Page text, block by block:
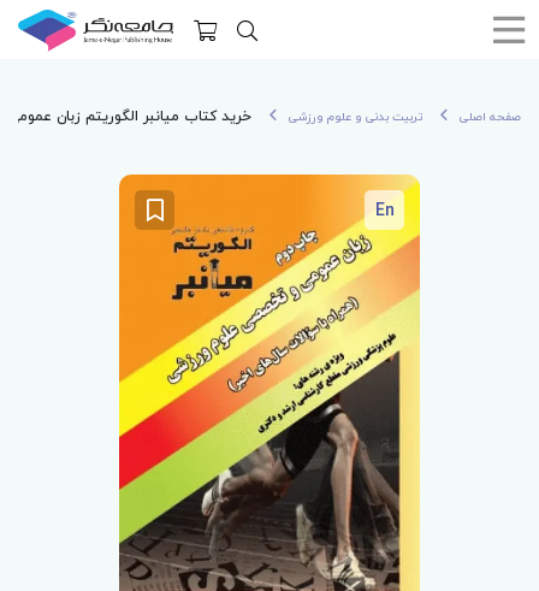
صفحه اصلی تربیت بدنی و علوم ورزشی خرید کتاب میانبر الگوریتم زبان
En